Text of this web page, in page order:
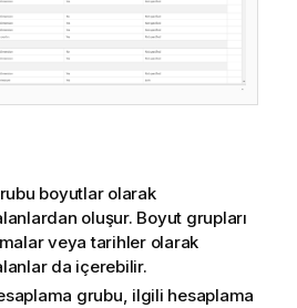
boyutlar olarak
oluşur. Boyut grupları
veya tarihler olarak
da içerebilir.
grubu, ilgili hesaplama